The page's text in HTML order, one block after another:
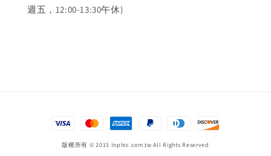
週五，12:00-13:30午休)
版權所有 © 2015 Inphic.com.tw All Rights Reserved